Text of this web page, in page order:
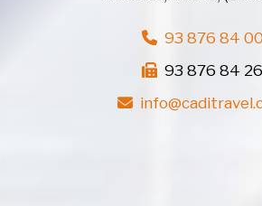
93 876 84 00
93 876 84 26
info